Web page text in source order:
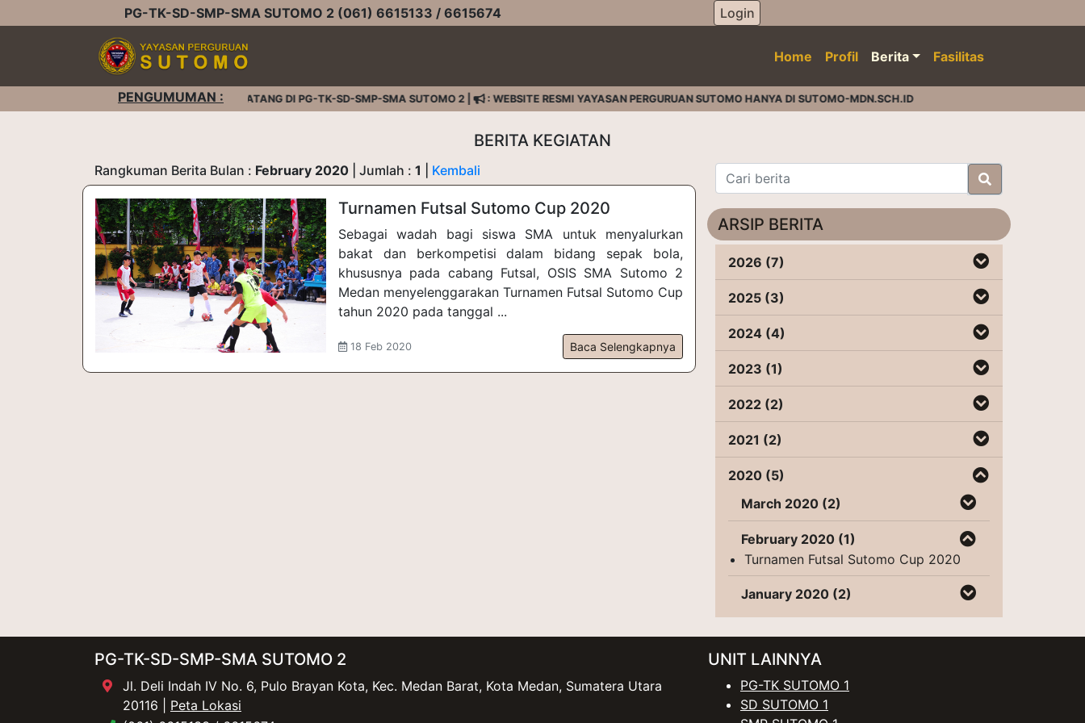
PG-TK-SD-SMP-SMA SUTOMO 2 (061) 6615133 / 6615674 Login
Home Profil Berita Fasilitas
PENGUMUMAN :SELAMAT DATANG DI PG-TK-SD-SMP-SMA SUTOMO 2 | : WEBSITE RESMI YAYASAN PERGURUAN SUTOMO HANYA DI SUTOMO-MDN.SCH.ID
BERITA KEGIATAN
Rangkuman Berita Bulan : February 2020 | Jumlah : 1 Kembali
Turnamen Futsal Sutomo Cup 2020
Sebagai wadah bagi siswa SMA untuk menyalurkan
bakat dan berkompetisi dalam bidang sepak bola,
khususnya pada cabang Futsal, OSIS SMA Sutomo 2
Medan menyelenggarakan Turnamen Futsal Sutomo Cup
tahun 2020 pada tanggal ...
18 Feb 2020 Baca Selengkapnya
ARSIP BERITA
2026 (7)
2025 (3)
2024 (4)
2023 (1)
2022 (2)
2021 (2)
2020 (5)
March 2020 (2)
February 2020 (1)
Turnamen Futsal Sutomo Cup 2020
January 2020 (2)
PG-TK-SD-SMP-SMA SUTOMO 2
Jl. Deli Indah IV No. 6, Pulo Brayan Kota, Kec. Medan Barat, Kota Medan, Sumatera Utara
20116 | Peta Lokasi
UNIT LAINNYA
PG-TK SUTOMO 1
SD SUTOMO 1